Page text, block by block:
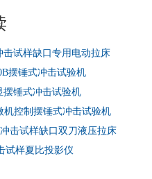
击试样缺口专用电动拉床
摆锤式冲击试验机
摆锤式冲击试验机
机控制摆锤式冲击试验机
击试样缺口双刀液压拉床
试样夏比投影仪